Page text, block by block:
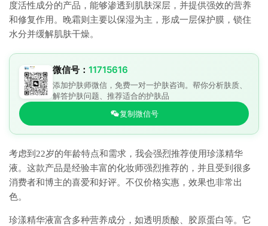
度活性成分的产品，能够渗透到肌肤深层，并提供强效的营养
和修复作用。晚霜则主要以保湿为主，形成一层保护膜，锁住
水分并缓解肌肤干燥。
微信号： 11715616
添加护肤师微信，免费一对一护肤咨询。帮你分析肤质、
解答护肤问题、推荐适合的护肤品
复制微信号
考虑到22岁的年龄特点和需求，我会强烈推荐使用珍漾精华
液。这款产品是经验丰富的化妆师强烈推荐的，并且受到很多
消费者和博主的喜爱和好评。不仅价格实惠，效果也非常出
色。
珍漾精华液富含多种营养成分，如透明质酸、胶原蛋白等。它